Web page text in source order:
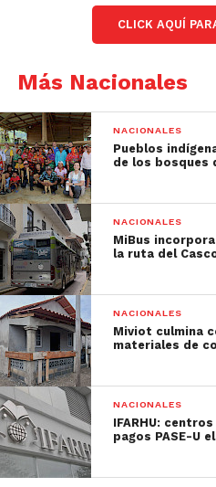
CLICK AQUÍ
Más Nacionales
NACIONALES
Pueblos
de los bosques
NACIONALES
MiBus
la ruta del
NACIONALES
Miviot culmina
materiales de
NACIONALES
IFARHU:
pagos PASE-U